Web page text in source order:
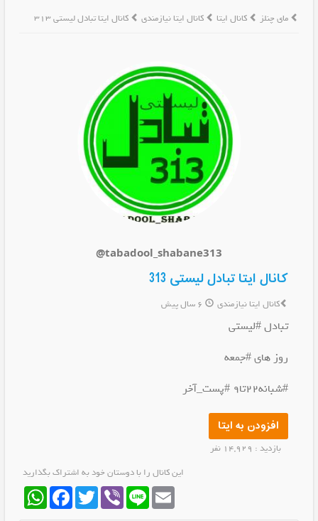
مای چنلز کانال ایتا کانال ایتا نیازمندی کانال ایتا تبادل لیستی 313
@tabadool_shabane313
کانال ایتا تبادل لیستی 313
کانال ایتا نیازمندی
تبادل #لیستی
روز های #جمعه
#شبانه۲۲تا۹ #پست_آخر
افزودن به ایتا
بازدید : 14,929 نفر
این کانال را با دوستان خود به اشتراک بگذارید
WhatsAppFacebookTwitter Viber Line Email